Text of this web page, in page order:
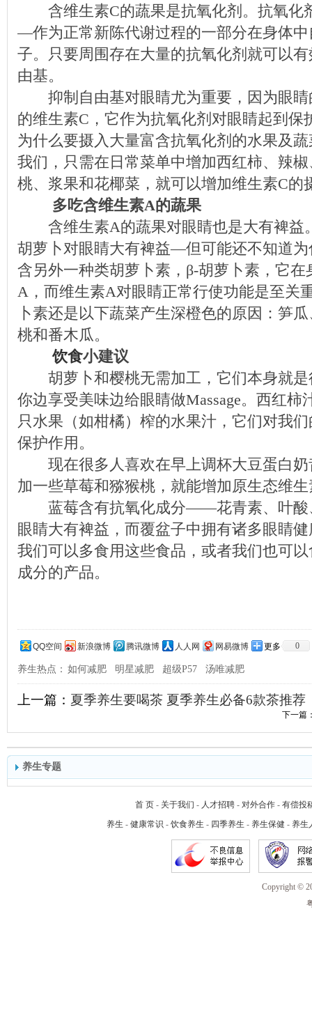
含维生素C的蔬果是抗氧化剂。抗氧化
—作为正常新陈代谢过程的一部分在身体
子。只要周围存在大量的抗氧化剂就可以
由基。
抑制自由基对眼睛尤为重要，因为眼睛
的维生素C，它作为抗氧化剂对眼睛起到保
为什么要摄入大量富含抗氧化剂的水果及
我们，只需在日常菜单中增加西红柿、辣
桃、浆果和花椰菜，就可以增加维生素C的
多吃含维生素A的蔬果
含维生素A的蔬果对眼睛也是大有裨益
胡萝卜对眼睛大有裨益—但可能还不知道
含另外一种类胡萝卜素，β-胡萝卜素，它
A，而维生素A对眼睛正常行使功能是至关
卜素还是以下蔬菜产生深橙色的原因：笋
桃和番木瓜。
饮食小建议
胡萝卜和樱桃无需加工，它们本身就是
你边享受美味边给眼睛做Massage。西红柿
只水果（如柑橘）榨的水果汁，它们对我
保护作用。
现在很多人喜欢在早上调杯大豆蛋白奶
加一些草莓和猕猴桃，就能增加原生态维
蓝莓含有抗氧化成分——花青素、叶酸
眼睛大有裨益，而覆盆子中拥有诸多眼睛
我们可以多食用这些食品，或者我们也可
成分的产品。
QQ空间 新浪微博 腾讯微博 人人网 网易微博 更多 0
养生热点： 如何减肥 明星减肥 超级P57 汤唯减肥
上一篇： 夏季养生要喝茶 夏季养生必备6款茶推荐
下一篇
养生专题
首 页- 关于我们 - 人才招聘- 对外合作- 有偿投
养生 - 健康常识 - 饮食养生 - 四季养生 - 养生保健 - 养生
Copyright ©